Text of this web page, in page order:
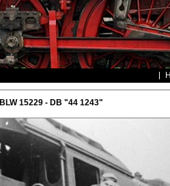
BLW 15229 - DB "44 1243"